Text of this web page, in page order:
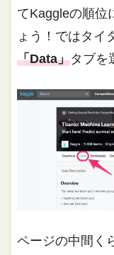
てKaggleの順位
ょう！ではタイ
「Data」タブを
ページの中間く